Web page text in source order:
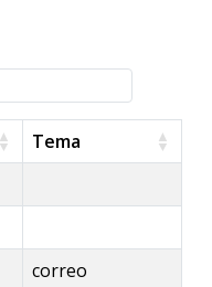
Tema
correo